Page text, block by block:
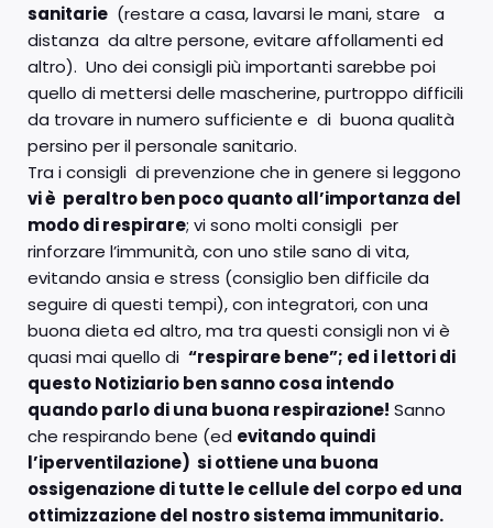
sanitarie (restare a casa, lavarsi le mani, stare a
distanza da altre persone, evitare affollamenti ed
altro). Uno dei consigli più importanti sarebbe poi
quello di mettersi delle mascherine, purtroppo difficili
da trovare in numero sufficiente e di buona qualità
persino per il personale sanitario.
Tra i consigli di prevenzione che in genere si leggono
vi è peraltro ben poco quanto all’importanza del
modo di respirare; vi sono molti consigli per
rinforzare l’immunità, con uno stile sano di vita,
evitando ansia e stress (consiglio ben difficile da
seguire di questi tempi), con integratori, con una
buona dieta ed altro, ma tra questi consigli non vi è
quasi mai quello di “respirare bene”; ed i lettori di
questo Notiziario ben sanno cosa intendo
quando parlo di una buona respirazione! Sanno
che respirando bene (ed evitando quindi
l’iperventilazione) si ottiene una buona
ossigenazione di tutte le cellule del corpo ed una
ottimizzazione del nostro sistema immunitario.